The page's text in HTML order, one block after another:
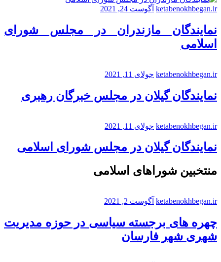
ketabenokhbegan.ir آگوست 24, 2021
نمایندگان مازندران در مجلس شورای
اسلامی
ketabenokhbegan.ir جولای 11, 2021
نمایندگان گیلان در مجلس خبرگان رهبری
ketabenokhbegan.ir جولای 11, 2021
نمایندگان گیلان در مجلس شورای اسلامی
منتخبین شوراهای اسلامی
ketabenokhbegan.ir آگوست 2, 2021
چهره های برجسته سیاسی در حوزه مدیریت
شهری شهر فارسان